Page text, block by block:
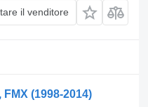
il venditore
(1998-2014)